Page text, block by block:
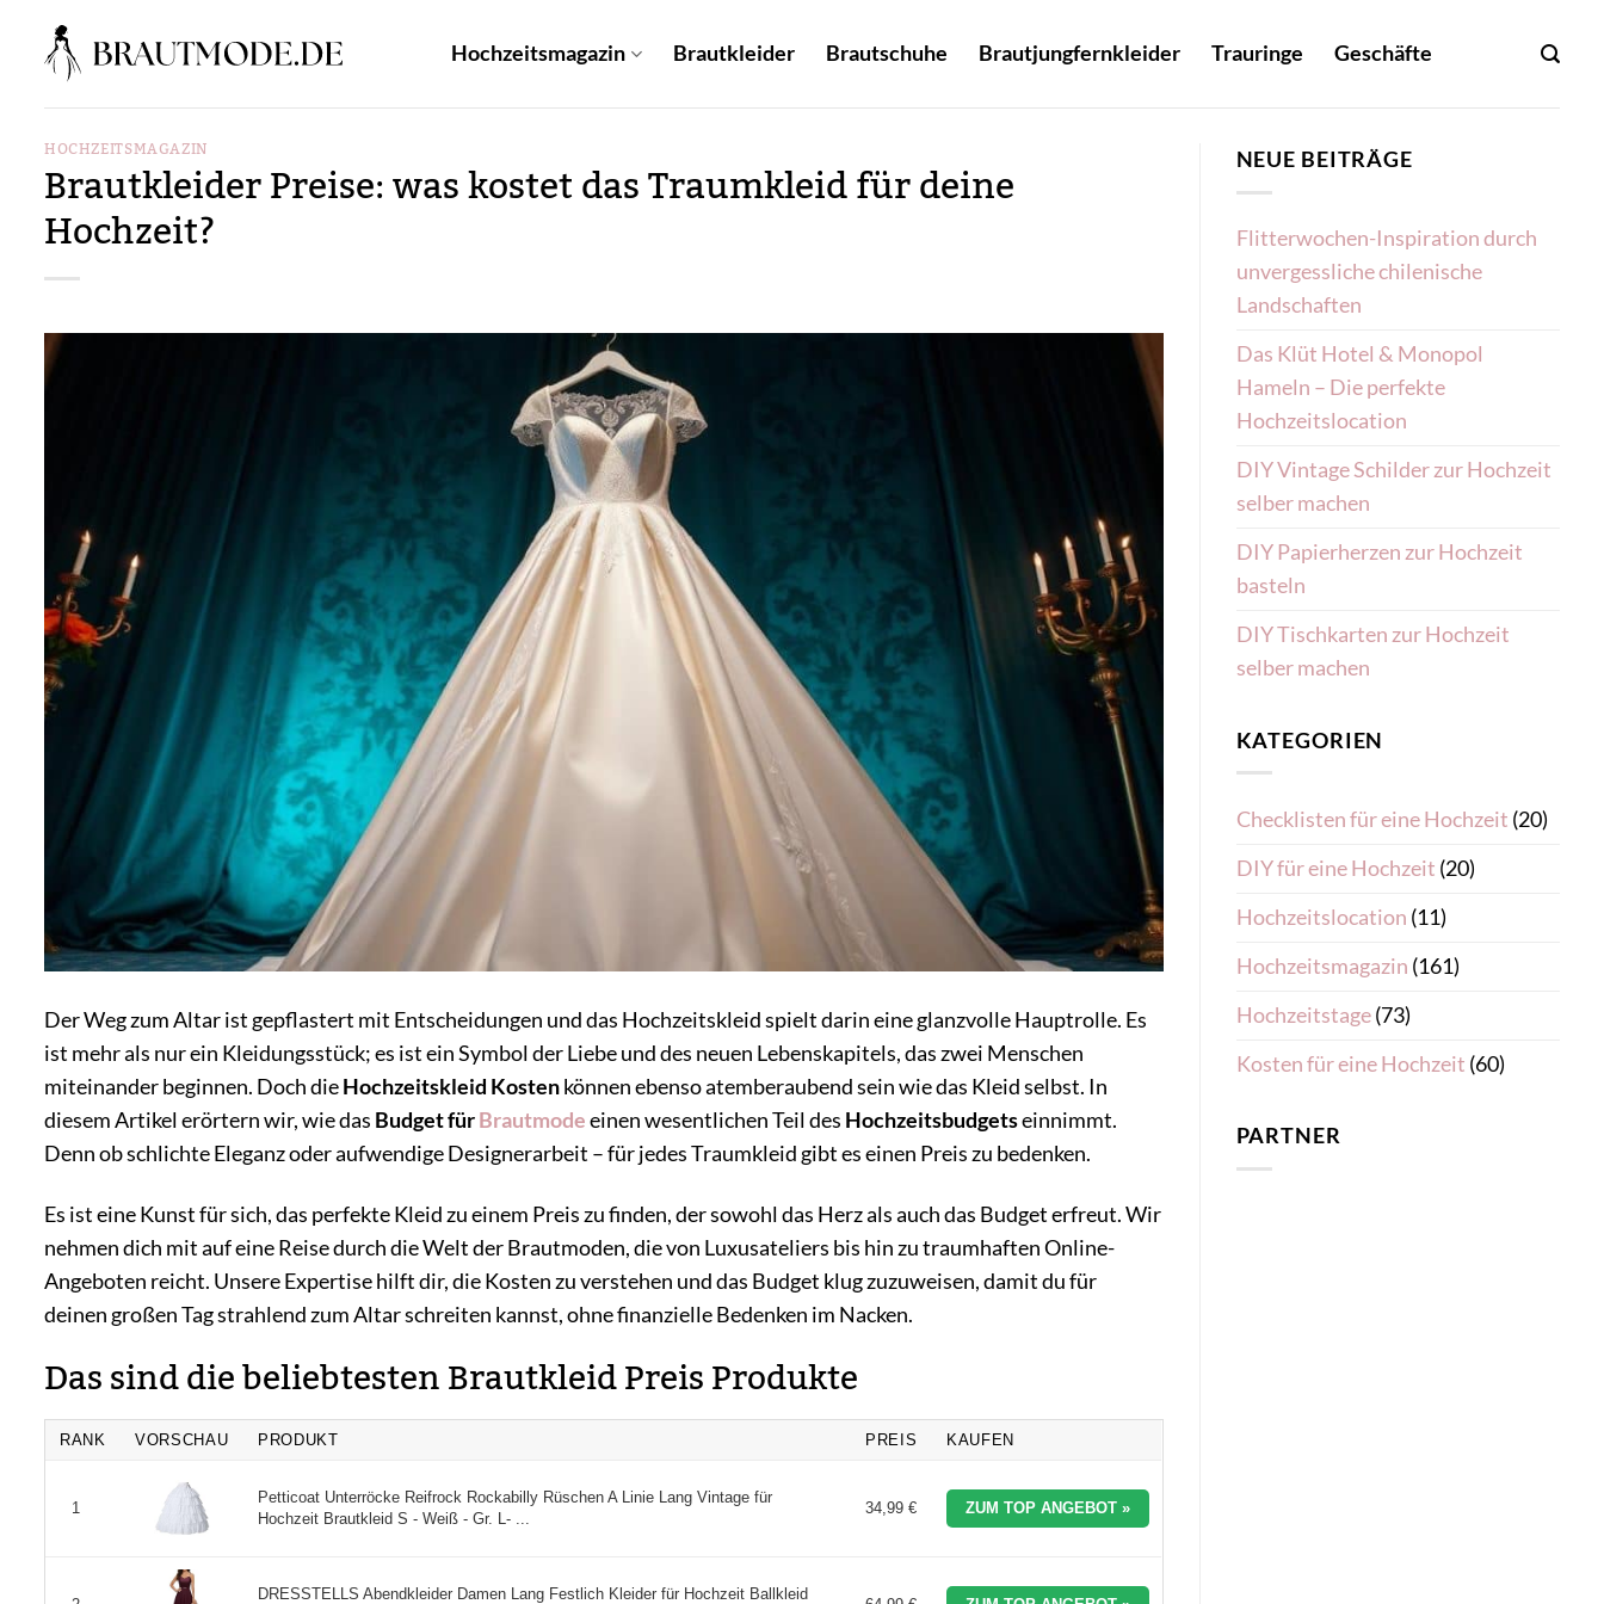
Inhalt
springen
Hochzeitsmagazin Brautkleider Brautschuhe Brautjungfernkleider Trauringe Geschäfte
HOCHZEITSMAGAZIN
Brautkleider Preise: was kostet das Traumkleid für deine
Hochzeit?
Der Weg zum Altar ist gepflastert mit Entscheidungen und das Hochzeitskleid spielt darin eine glanzvolle Hauptrolle. Es
ist mehr als nur ein Kleidungsstück; es ist ein Symbol der Liebe und des neuen Lebenskapitels, das zwei Menschen
miteinander beginnen. Doch dieHochzeitskleid Kostenkönnen ebenso atemberaubend sein wie das Kleid selbst. In
diesem Artikel erörtern wir, wie das Budget fürBrautmodeeinen wesentlichen Teil des Hochzeitsbudgetseinnimmt.
Denn ob schlichte Eleganz oder aufwendige Designerarbeit – für jedes Traumkleid gibt es einen Preis zu bedenken.
Es ist eine Kunst für sich, das perfekte Kleid zu einem Preis zu finden, der sowohl das Herz als auch das Budget erfreut. Wir
nehmen dich mit auf eine Reise durch die Welt der Brautmoden, die von Luxusateliers bis hin zu traumhaften Online-
Angeboten reicht. Unsere Expertise hilft dir, die Kosten zu verstehen und das Budget klug zuzuweisen, damit du für
deinen großen Tag strahlend zum Altar schreiten kannst, ohne finanzielle Bedenken im Nacken.
Das sind die beliebtesten Brautkleid Preis Produkte
RANK VORSCHAU PRODUKT PREIS KAUFEN
1
Petticoat Unterröcke Reifrock Rockabilly Rüschen A Linie Lang Vintage für
Hochzeit Brautkleid S - Weiß - Gr. L- ...
34,99 € ZUM TOP ANGEBOT »
DRESSTELLS Abendkleider Damen Lang Festlich Kleider für Hochzeit Ballkleid
NEUE BEITRÄGE
Flitterwochen-Inspiration durch
unvergessliche chilenische
Landschaften
Das Klüt Hotel & Monopol
Hameln – Die perfekte
Hochzeitslocation
DIY Vintage Schilder zur Hochzeit
selber machen
DIY Papierherzen zur Hochzeit
basteln
DIY Tischkarten zur Hochzeit
selber machen
KATEGORIEN
Checklisten für eine Hochzeit (20)
DIY für eine Hochzeit (20)
Hochzeitslocation (11)
Hochzeitsmagazin (161)
Hochzeitstage(73)
Kosten für eine Hochzeit (60)
PARTNER